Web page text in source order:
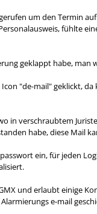
um den Termin
fühlte
geklappt habe, man
"de-mail" geklickt,
in verschraubtem
habe, diese Mail
ein, für jeden
und erlaubt einige
e-mail